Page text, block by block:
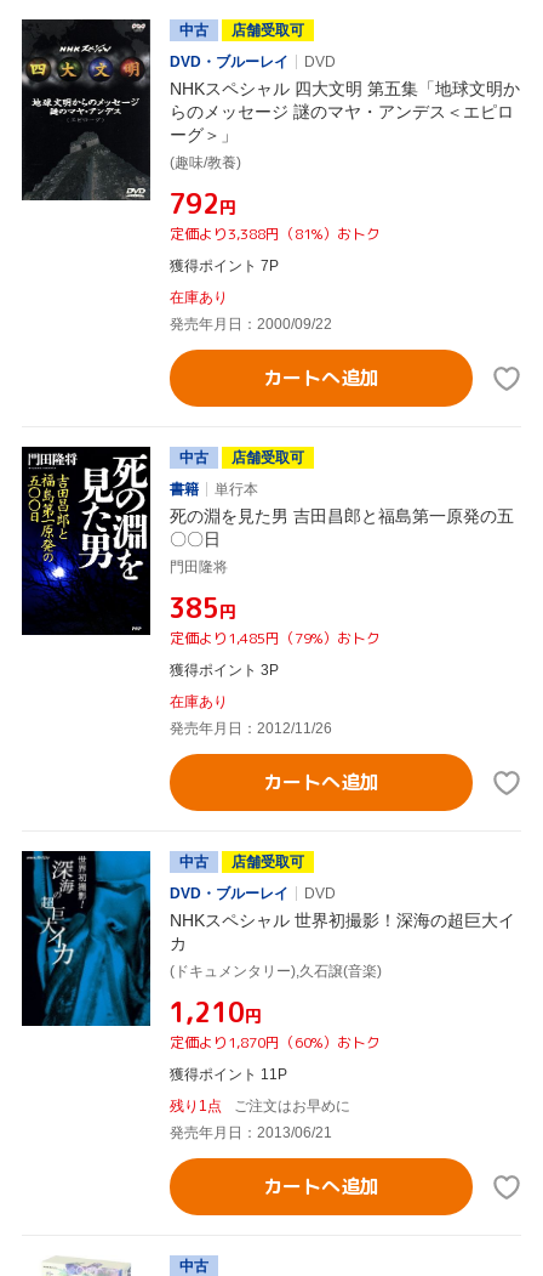
中古
店舗受取可
DVD・ブルーレイ
DVD
NHKスペシャル 四大文明 第五集「地球文明か
らのメッセージ 謎のマヤ・アンデス＜エピロ
ーグ＞」
(趣味/教養)
¥792円
定価より3,388円（81%）おトク
獲得ポイント 7P
在庫あり
発売年月日：2000/09/22
カートへ追加
中古
店舗受取可
書籍
単行本
死の淵を見た男 吉田昌郎と福島第一原発の五
〇〇日
門田隆将
¥385円
定価より1,485円（79%）おトク
獲得ポイント 3P
在庫あり
発売年月日：2012/11/26
カートへ追加
中古
店舗受取可
DVD・ブルーレイ
DVD
NHKスペシャル 世界初撮影！深海の超巨大イ
カ
(ドキュメンタリー),久石譲(音楽)
¥1,210円
定価より1,870円（60%）おトク
獲得ポイント 11P
残り1点
ご注文はお早めに
発売年月日：2013/06/21
カートへ追加
中古